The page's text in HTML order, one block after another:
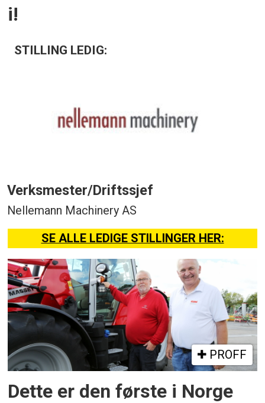
i!
STILLING LEDIG:
Verksmester/Driftssjef
Nellemann Machinery AS
SE ALLE LEDIGE STILLINGER HER:
PROFF
Dette er den første i Norge